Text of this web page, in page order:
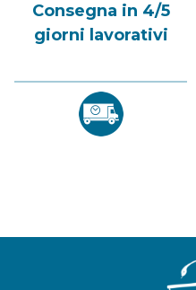
Consegna in 4/5
giorni lavorativi